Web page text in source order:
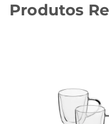
também pode ser
Produtos